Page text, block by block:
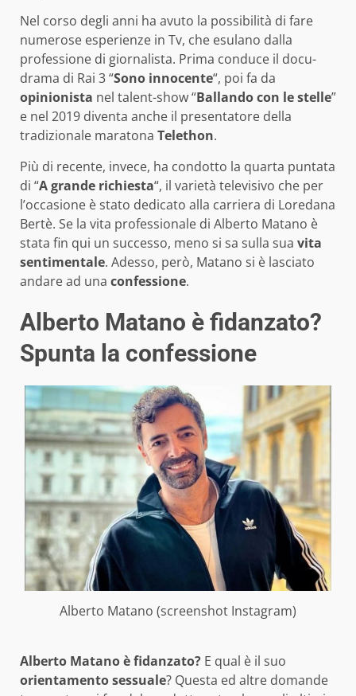
Nel corso degli anni ha avuto la possibilità di fare
numerose esperienze in Tv, che esulano dalla
professione di giornalista. Prima conduce il docu-
drama di Rai 3 “Sono innocente“, poi fa da
opinionista nel talent-show “Ballando con le stelle”
e nel 2019 diventa anche il presentatore della
tradizionale maratona Telethon.
Più di recente, invece, ha condotto la quarta puntata
di “A grande richiesta“, il varietà televisivo che per
l’occasione è stato dedicato alla carriera di Loredana
Bertè. Se la vita professionale di Alberto Matano è
stata fin qui un successo, meno si sa sulla sua vita
sentimentale. Adesso, però, Matano si è lasciato
andare ad una confessione.
Alberto Matano è fidanzato?
Spunta la confessione
Alberto Matano (screenshot Instagram)
Alberto Matano è fidanzato? E qual è il suo
orientamento sessuale? Questa ed altre domande